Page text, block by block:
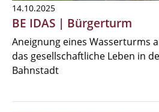
14.10.2025
BE IDAS | Bürgerturm
Aneignung eines Wasserturms
das gesellschaftliche Leben in
Bahnstadt